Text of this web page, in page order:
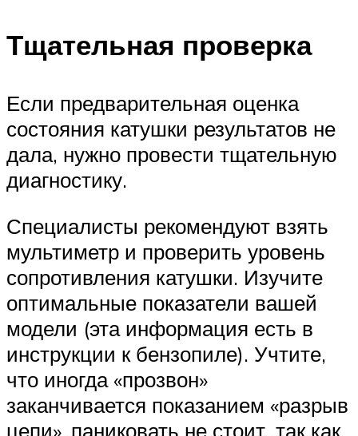
Тщательная проверка
Если предварительная оценка
состояния катушки результатов не
дала, нужно провести тщательную
диагностику.
Специалисты рекомендуют взять
мультиметр и проверить уровень
сопротивления катушки. Изучите
оптимальные показатели вашей
модели (эта информация есть в
инструкции к бензопиле). Учтите,
что иногда «прозвон»
заканчивается показанием «разрыв
цепи», паниковать не стоит, так как